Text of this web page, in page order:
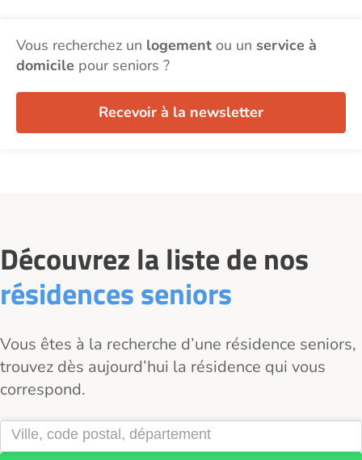
Vous recherchez un logement ou un service à
domicile pour seniors ?
Recevoir à la newsletter
Découvrez la liste de nos
résidences seniors
Vous êtes à la recherche d’une résidence seniors,
trouvez dès aujourd’hui la résidence qui vous
correspond.